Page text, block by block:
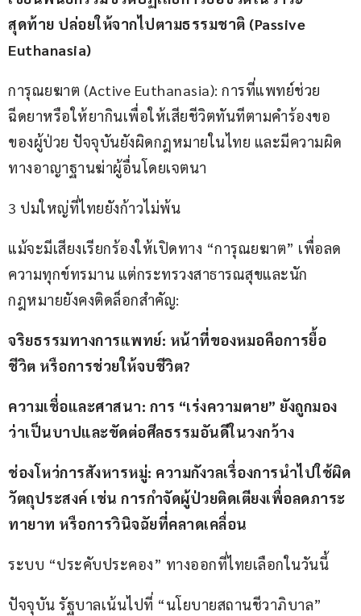
สุดท้าย ปล่อยให้จากไปตามธรรมชาติ (Passive
Euthanasia)
การุณยฆาต (Active Euthanasia): การที่แพทย์ช่วย
ฉีดยาหรือให้ยากินเพื่อให้เสียชีวิตทันทีตามคำร้องขอ
ของผู้ป่วย ปัจจุบันยังผิดกฎหมายในไทย และมีความผิด
ทางอาญาฐานฆ่าผู้อื่นโดยเจตนา
3 ปมใหญ่ที่ไทยยังก้าวไม่พ้น
แม้จะมีเสียงเรียกร้องให้เปิดทาง “การุณยฆาต” เพื่อลด
ความทุกข์ทรมาน แต่กระทรวงสาธารณสุขและนัก
กฎหมายยังคงติดล็อกสำคัญ:
จริยธรรมทางการแพทย์: หน้าที่ของหมอคือการยื้อ
ชีวิต หรือการช่วยให้จบชีวิต?
ความเชื่อและศาสนา: การ “เร่งความตาย” ยังถูกมอง
ว่าเป็นบาปและขัดต่อศีลธรรมอันดีในวงกว้าง
ช่องโหว่การสังหารหมู่: ความกังวลเรื่องการนำไปใช้ผิด
วัตถุประสงค์ เช่น การกำจัดผู้ป่วยติดเตียงเพื่อลดภาระ
ทายาท หรือการวินิจฉัยที่คลาดเคลื่อน
ระบบ “ประคับประคอง” ทางออกที่ไทยเลือกในวันนี้
ปัจจุบัน รัฐบาลเน้นไปที่ “นโยบายสถานชีวาภิบาล”